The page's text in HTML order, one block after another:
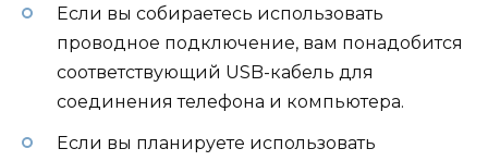
Если вы собираетесь использовать
проводное подключение, вам понадобится
соответствующий USB-кабель для
соединения телефона и компьютера.
Если вы планируете использовать